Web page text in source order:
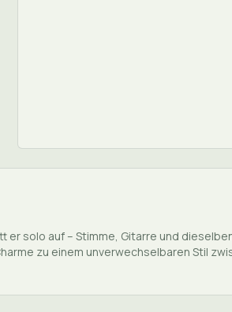
er solo auf – Stimme, Gitarre und
zu einem unverwechselbaren Stil